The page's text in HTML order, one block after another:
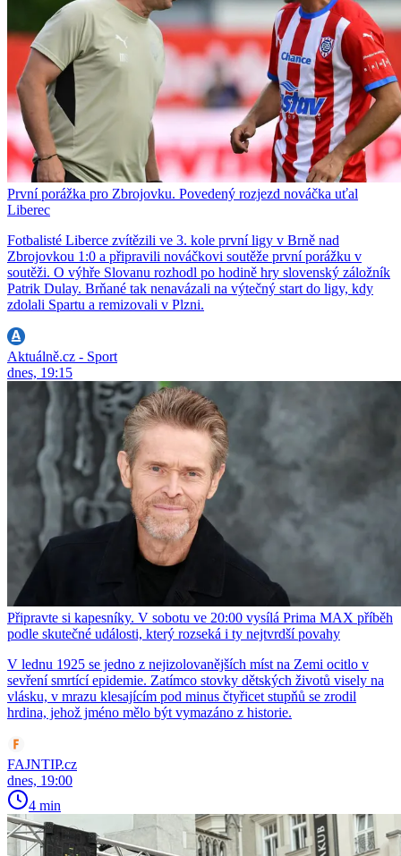
První porážka pro Zbrojovku. Povedený rozjezd nováčka uťal
Liberec
Fotbalisté Liberce zvítězili ve 3. kole první ligy v Brně nad
Zbrojovkou 1:0 a připravili nováčkovi soutěže první porážku v
soutěži. O výhře Slovanu rozhodl po hodině hry slovenský záložník
Patrik Dulay. Brňané tak nenavázali na výtečný start do ligy, kdy
zdolali Spartu a remizovali v Plzni.
Aktuálně.cz - Sport
dnes, 19:15
Připravte si kapesníky. V sobotu ve 20:00 vysílá Prima MAX příběh
podle skutečné události, který rozseká i ty nejtvrdší povahy
V lednu 1925 se jedno z nejizolovanějších míst na Zemi ocitlo v
sevření smrtící epidemie. Zatímco stovky dětských životů visely na
vlásku, v mrazu klesajícím pod minus čtyřicet stupňů se zrodil
hrdina, jehož jméno mělo být vymazáno z historie.
FAJNTIP.cz
dnes, 19:00
4 min